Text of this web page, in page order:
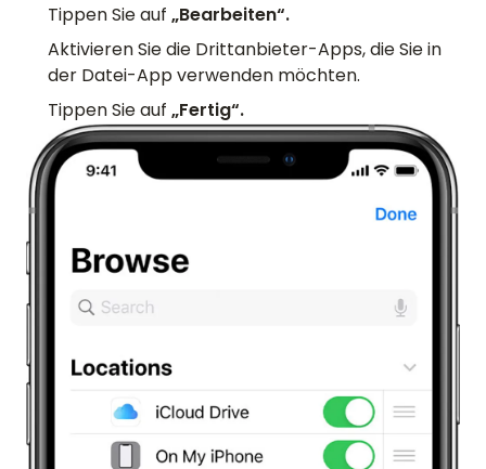
Tippen Sie auf „Bearbeiten“.
Aktivieren Sie die Drittanbieter-Apps, die Sie in
der Datei-App verwenden möchten.
Tippen Sie auf „Fertig“.